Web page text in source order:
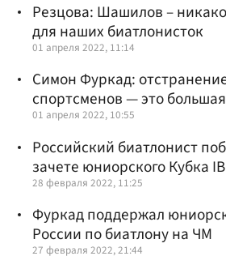
Резцова: Шашилов –
для наших биатлонисток
01 апреля 2022, 11:14
Симон Фуркад:
спортсменов — это
01 апреля 2022, 10:55
Российский биатлонист
зачете юниорского Кубка
28 февраля 2022, 11:25
Фуркад поддержал
России по биатлону на ЧМ
27 февраля 2022, 21:44